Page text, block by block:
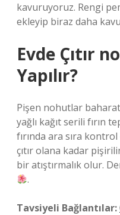
kavuruyoruz. Rengi
ekleyip biraz daha
Evde Çıtır
Yapılır?
Pişen nohutlar
yağlı kağıt serili fırın
fırında ara sıra
çıtır olana kadar
bir atıştırmalık olur.
.
Tavsiyeli Bağlantılar: